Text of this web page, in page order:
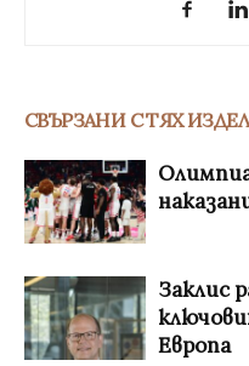
СВЪРЗАНИ С ТЯХ
Заклис
Европа